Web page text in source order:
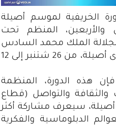
الخريفية لموسم أصيلة
والأربعين، المنظم تحت
الملك محمد السادس
بمبادرة من مؤسسة منتدى أصيلة، من 26 شتنبر إلى 12
هذه الدورة، المنظمة
والثقافة والتواصل (قطاع
سيعرف مشاركة أكثر
الدبلوماسية والفكرية